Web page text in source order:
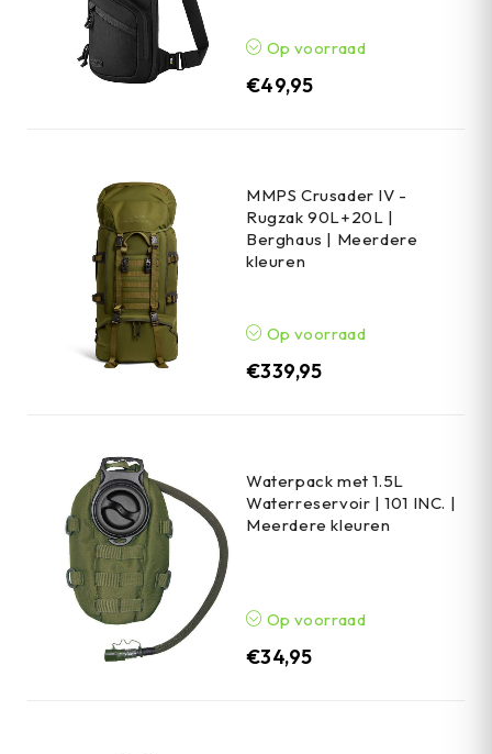
Op voorraad
€49,95
MMPS Crusader IV -
Rugzak 90L+20L |
Berghaus | Meerdere
kleuren
Op voorraad
€339,95
Waterpack met 1.5L
Waterreservoir | 101 INC. |
Meerdere kleuren
Op voorraad
€34,95